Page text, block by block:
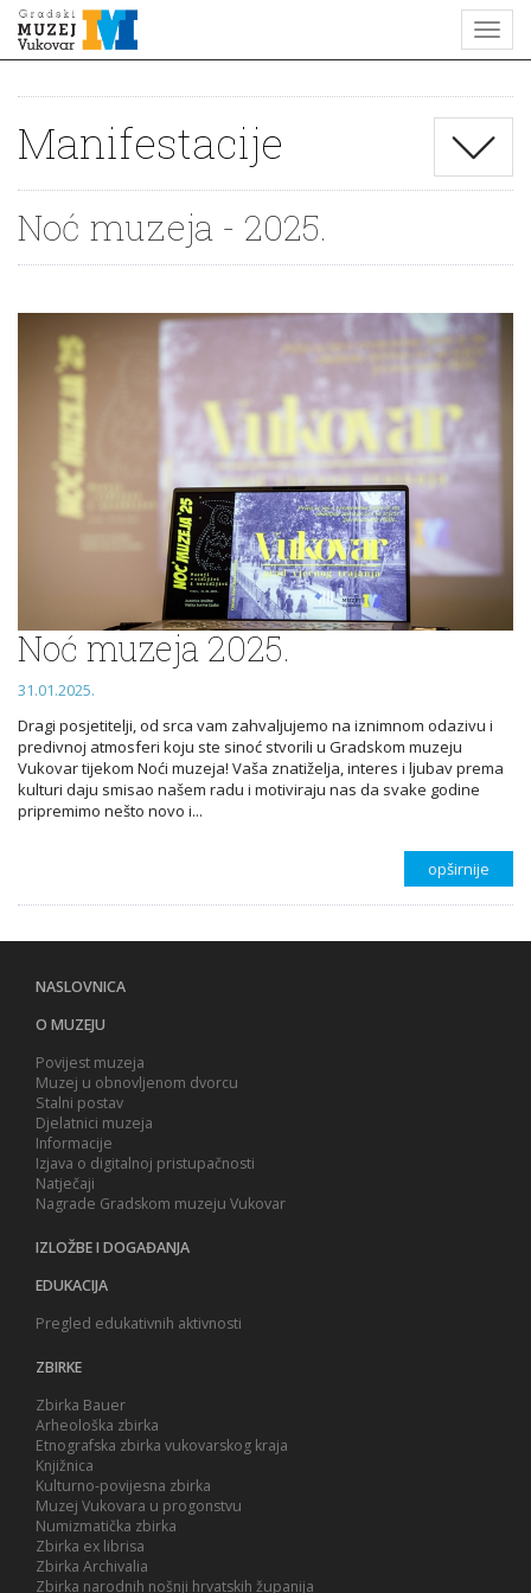
Manifestacije
Noć muzeja - 2025.
Noć muzeja 2025.
31.01.2025.
Dragi posjetitelji, od srca vam zahvaljujemo na iznimnom odazivu i
predivnoj atmosferi koju ste sinoć stvorili u Gradskom muzeju
Vukovar tijekom Noći muzeja! Vaša znatiželja, interes i ljubav prema
kulturi daju smisao našem radu i motiviraju nas da svake godine
pripremimo nešto novo i...
opširnije
NASLOVNICA
O MUZEJU
Povijest muzeja
Muzej u obnovljenom dvorcu
Stalni postav
Djelatnici muzeja
Informacije
Izjava o digitalnoj pristupačnosti
Natječaji
Nagrade Gradskom muzeju Vukovar
IZLOŽBE I DOGAĐANJA
EDUKACIJA
Pregled edukativnih aktivnosti
ZBIRKE
Zbirka Bauer
Arheološka zbirka
Etnografska zbirka vukovarskog kraja
Knjižnica
Kulturno-povijesna zbirka
Muzej Vukovara u progonstvu
Numizmatička zbirka
Zbirka ex librisa
Zbirka Archivalia
Zbirka narodnih nošnji hrvatskih županija